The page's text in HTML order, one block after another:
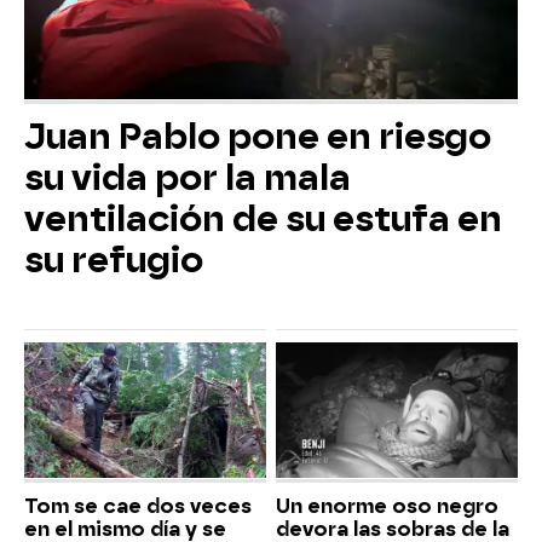
Juan Pablo pone en riesgo
su vida por la mala
ventilación de su estufa en
su refugio
Tom se cae dos veces
en el mismo día y se
Un enorme oso negro
devora las sobras de la